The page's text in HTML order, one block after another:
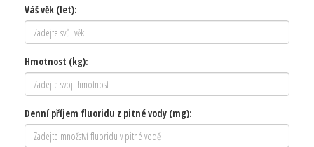
Váš věk (let):
Hmotnost (kg):
Denní příjem fluoridu z pitné vody (mg):